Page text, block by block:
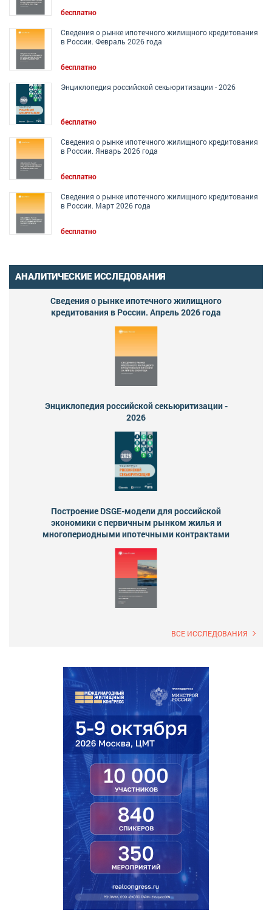
бесплатно
Сведения о рынке ипотечного жилищного кредитования
в России. Февраль 2026 года
бесплатно
Энциклопедия российской секьюритизации - 2026
бесплатно
Сведения о рынке ипотечного жилищного кредитования
в России. Январь 2026 года
бесплатно
Сведения о рынке ипотечного жилищного кредитования
в России. Март 2026 года
бесплатно
АНАЛИТИЧЕСКИЕ ИССЛЕДОВАНИЯ
Сведения о рынке ипотечного жилищного
кредитования в России. Апрель 2026 года
Энциклопедия российской секьюритизации -
2026
Построение DSGE-модели для российской
экономики с первичным рынком жилья и
многопериодными ипотечными контрактами
ВСЕ ИССЛЕДОВАНИЯ